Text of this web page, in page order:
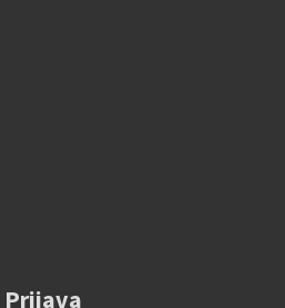
Prijava